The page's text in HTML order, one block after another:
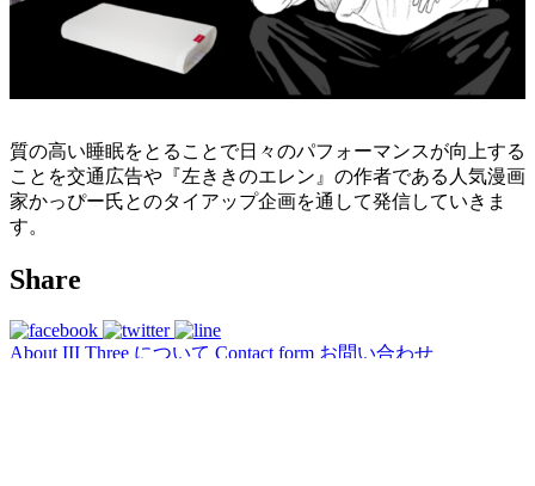
質の高い睡眠をとることで日々のパフォーマンスが向上する
ことを交通広告や『左ききのエレン』の作者である人気漫画
家かっぴー氏とのタイアップ企画を通して発信していきま
す。
Share
About III Three について Contact form お問い合わせ